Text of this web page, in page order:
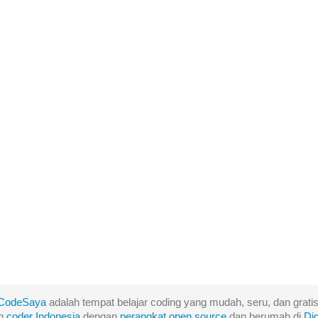
adalah tempat belajar coding yang mudah, seru, dan